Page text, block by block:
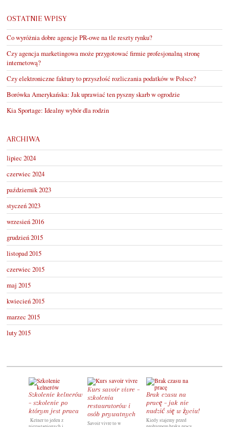
OSTATNIE WPISY
Co wyróżnia dobre agencje PR-owe na tle reszty rynku?
Czy agencja marketingowa może przygotować firmie profesjonalną stronę
internetową?
Czy elektroniczne faktury to przyszłość rozliczania podatków w Polsce?
Borówka Amerykańska: Jak uprawiać ten pyszny skarb w ogrodzie
Kia Sportage: Idealny wybór dla rodzin
ARCHIWA
lipiec 2024
czerwiec 2024
październik 2023
styczeń 2023
wrzesień 2016
grudzień 2015
listopad 2015
czerwiec 2015
maj 2015
kwiecień 2015
marzec 2015
luty 2015
Szkolenie kelnerów
– szkolenie po
którym jest praca
Kelner to jeden z
Kurs savoir vivre –
szkolenia
restauratorów i
osób prywatnych
Savoir vivre to w
Brak czasu na
pracę – jak nie
nudzić się w życiu!
Kiedy stajemy przed